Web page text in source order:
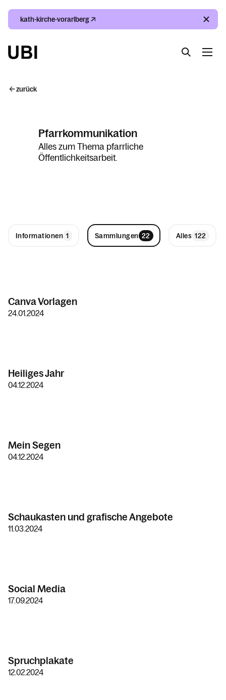
Kalender
kath-kirche-vorarlberg
zurück
Pfarrkommunikation
Alles zum Thema pfarrliche
Öffentlichkeitsarbeit.
Informationen Sammlungen Alles
Canva Vorlagen
24.01.2024
Heiliges Jahr
04.12.2024
Mein Segen
04.12.2024
Schaukasten und grafische Angebote
11.03.2024
Social Media
17.09.2024
Spruchplakate
12.02.2024